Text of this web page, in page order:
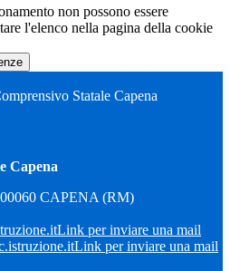
non possono essere
l'elenco nella pagina della cookie
Statale Capena
Capena
CAPENA (RM)
Link per inviare una mail
Link per inviare una mail